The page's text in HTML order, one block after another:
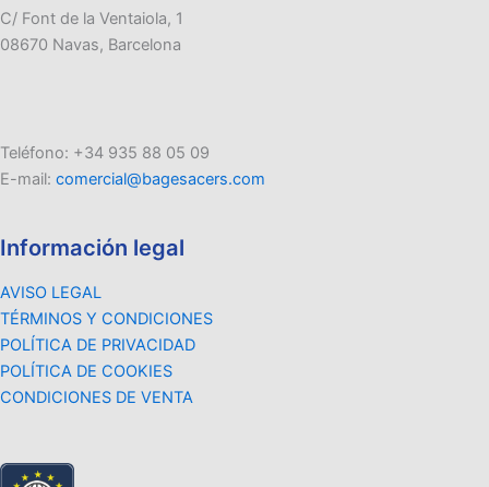
C/ Font de la Ventaiola, 1
08670 Navas, Barcelona
Teléfono: +34 935 88 05 09
E-mail: comercial@bagesacers.com
Información legal
AVISO LEGAL
TÉRMINOS Y CONDICIONES
POLÍTICA DE PRIVACIDAD
POLÍTICA DE COOKIES
CONDICIONES DE VENTA